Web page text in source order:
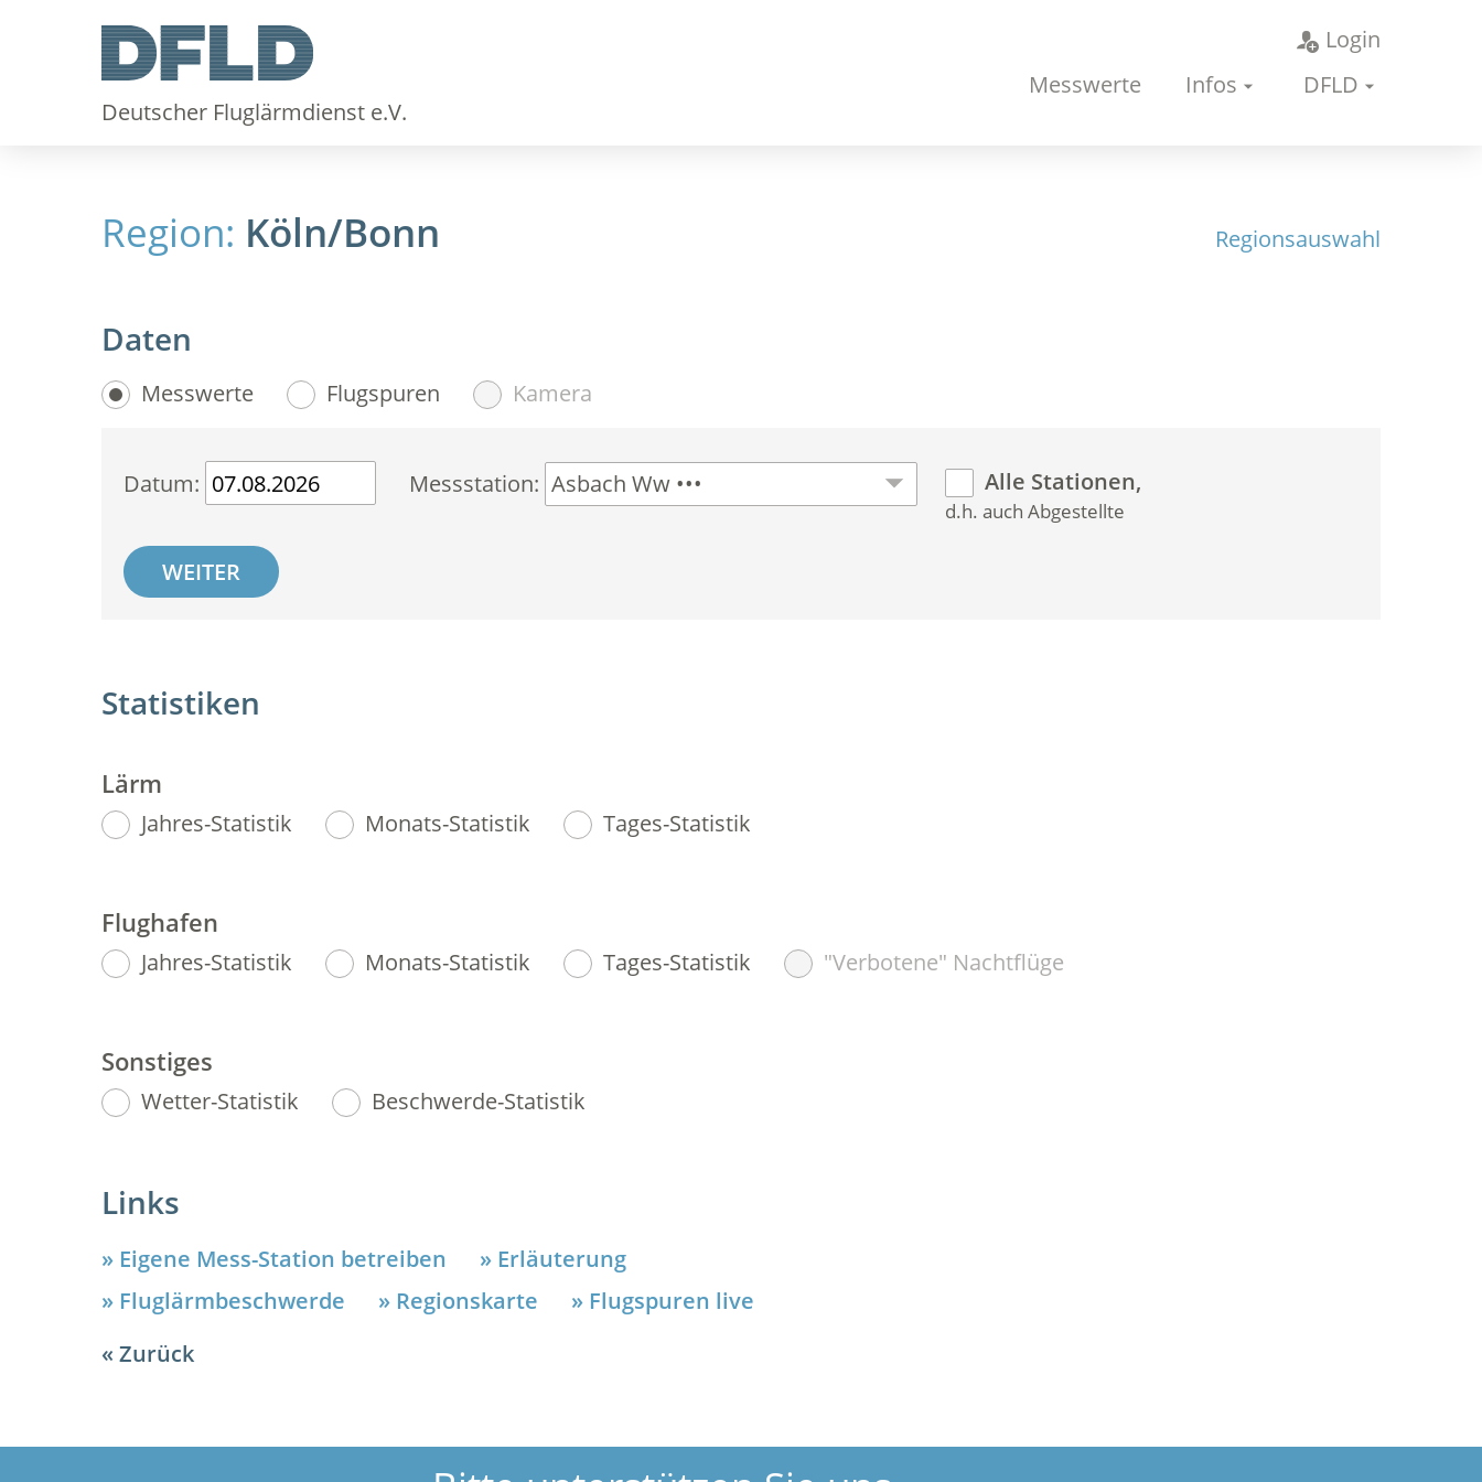
Deutscher Fluglärmdienst e.V.
Messwerte Infos DFLD
Login
Region: Köln/Bonn Regionsauswahl
Daten
Messwerte Flugspuren Kamera
Datum: Messstation: Alle Stationen,
d.h. auch Abgestellte
WEITER
Statistiken
Lärm
Jahres-Statistik Monats-Statistik Tages-Statistik
Flughafen
Jahres-Statistik Monats-Statistik Tages-Statistik "Verbotene" Nachtflüge
Sonstiges
Wetter-Statistik Beschwerde-Statistik
Links
Eigene Mess-Station betreiben
Erläuterung
Fluglärmbeschwerde
Regionskarte
Flugspuren live
Zurück